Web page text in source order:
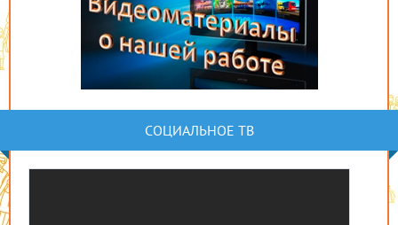
СОЦИАЛЬНОЕ ТВ